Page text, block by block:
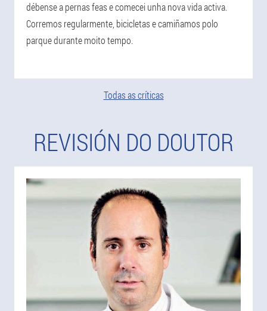
débense a pernas feas e comecei unha nova vida activa.
Corremos regularmente, bicicletas e camiñamos polo
parque durante moito tempo.
Todas as críticas
REVISIÓN DO DOUTOR